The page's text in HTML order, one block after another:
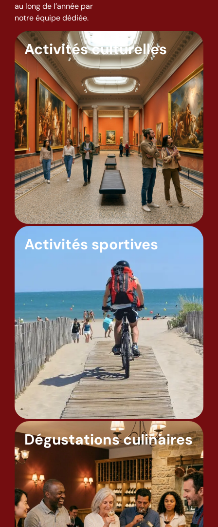
au long de l’année par
notre équipe dédiée.
Activités culturelles
Activités sportives
Dégustations culinaires